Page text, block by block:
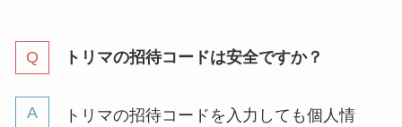
トリマの招待コードは安全ですか？
トリマの招待コードを入力しても個人情